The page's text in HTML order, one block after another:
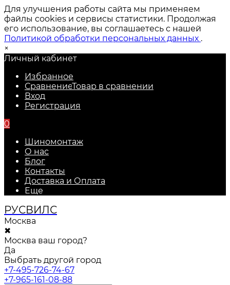
Для улучшения работы сайта мы применяем
файлы cookies и сервисы статистики. Продолжая
его использование, вы соглашаетесь с нашей
Политикой обработки персональных данных .
×
Личный кабинет
Избранное
СравнениеТовар в сравнении
Вход
Регистрация
0
Шиномонтаж
О нас
Блог
Контакты
Доставка и Оплата
Еще
РУСВИЛС
Москва
✖
Москва ваш город?
Да
Выбрать другой город
+7-495-726-74-67
+7-965-161-08-88